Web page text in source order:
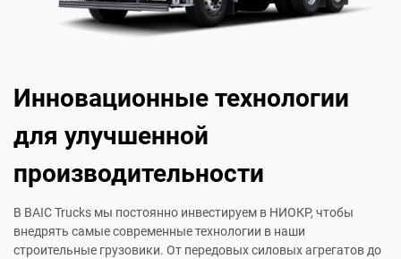
Инновационные технологии
для улучшенной
производительности
В BAIC Trucks мы постоянно инвестируем в НИОКР, чтобы
внедрять самые современные технологии в наши
строительные грузовики. От передовых силовых агрегатов до